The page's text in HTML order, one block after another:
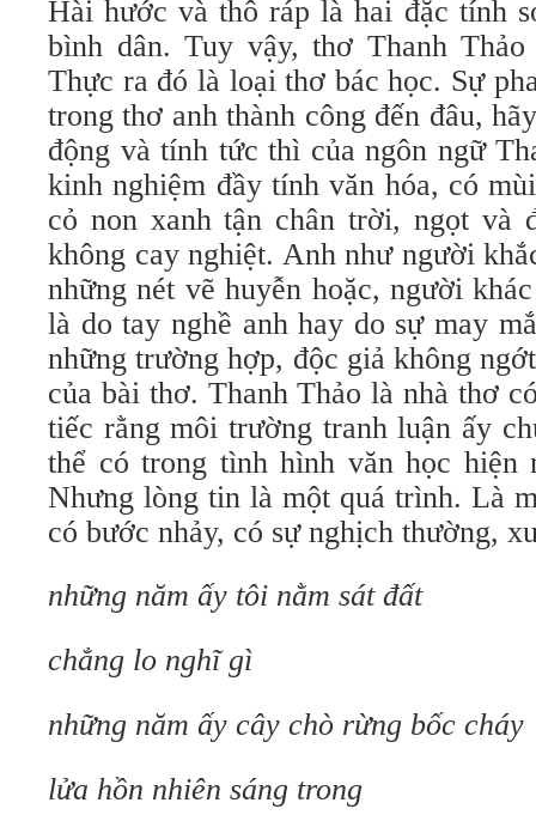
Hài hước và thô ráp là hai đặc tính
bình dân. Tuy vậy, thơ Thanh
Thực ra đó là loại thơ bác học. Sự
trong thơ anh thành công đến đâu,
động và tính tức thì của ngôn ngữ
kinh nghiệm đầy tính văn hóa, có
cỏ non xanh tận chân trời, ngọt và
không cay nghiệt. Anh như người
những nét vẽ huyễn hoặc, người
là do tay nghề anh hay do sự may
những trường hợp, độc giả không
của bài thơ. Thanh Thảo là nhà thơ
tiếc rằng môi trường tranh luận ấy
thể có trong tình hình văn học hiện
Nhưng lòng tin là một quá trình. Là
có bước nhảy, có sự nghịch thường,
những năm ấy tôi nằm sát đất
chẳng lo nghĩ gì
những năm ấy cây chò rừng bốc cháy
lửa hồn nhiên sáng trong